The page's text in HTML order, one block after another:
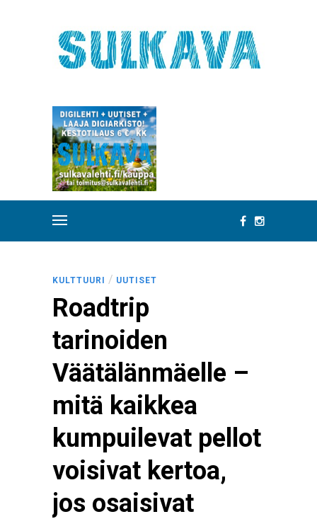
KULTTUURI / UUTISET
Roadtrip
tarinoiden
Väätälänmäelle –
mitä kaikkea
kumpuilevat pellot
voisivat kertoa,
jos osaisivat